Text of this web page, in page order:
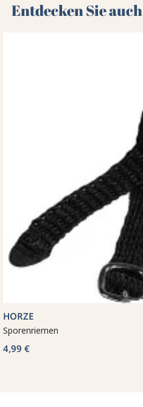
Entdecken Sie auch
HORZE
Sporenriemen
4,99 €